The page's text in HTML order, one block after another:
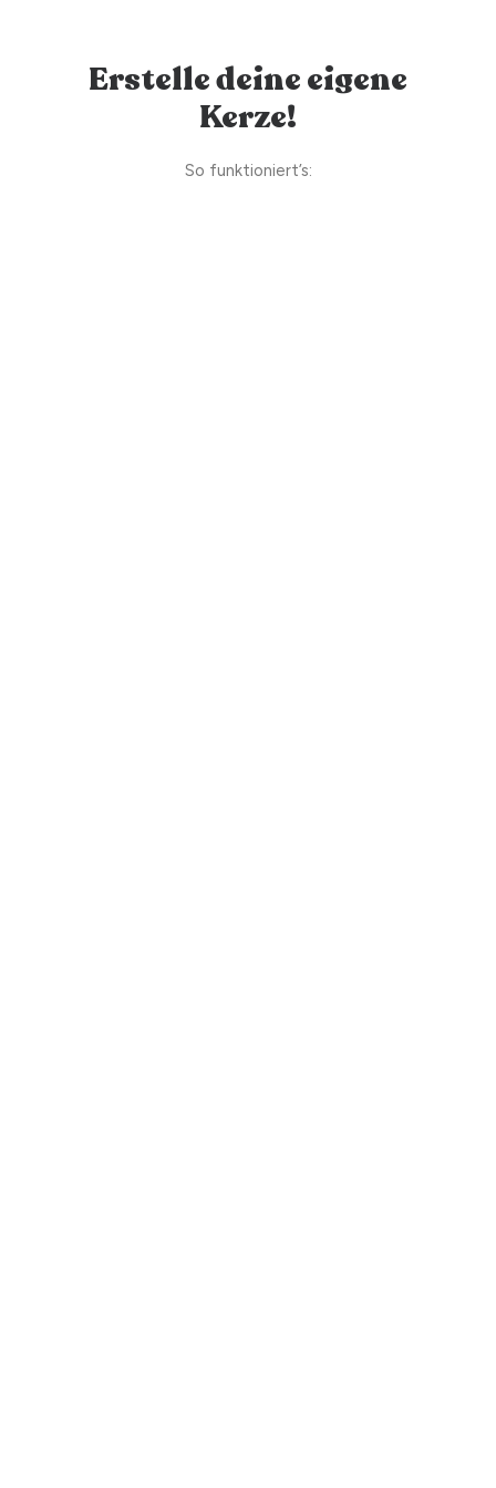
Erstelle deine eigene
Kerze!
So funktioniert’s: